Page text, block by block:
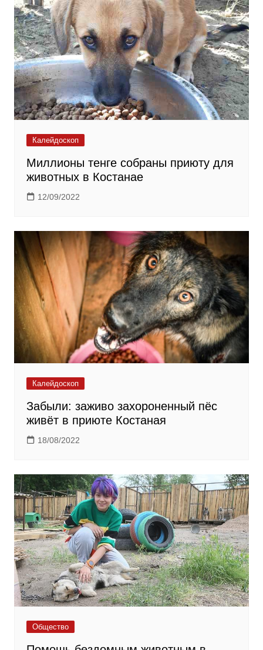
Калейдоскоп
​Миллионы тенге собраны приюту для
животных в Костанае
12/09/2022
Калейдоскоп
Забыли: заживо захороненный пёс
живёт в приюте Костаная
18/08/2022
Общество